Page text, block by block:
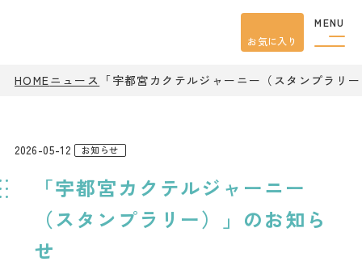
MENU
お気に入り
HOMEニュース 「宇都宮カクテルジャーニー（スタンプラリ
「宇都宮カクテルジャーニー
（スタンプラリー）」のお知ら
せ
2026-05-12 お知らせ
観光案内
イベント
モデルコース
宿泊